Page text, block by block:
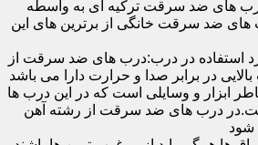
های ضد سرقت ترکیه ای به واسطه
های ضد سرقت خانگی از برترین های این
استفاده در درب:درب های ضد سرقت از
در برابر صدا و حرارت دارا می باشد
ابزار و وسایلی است که در این درب ها
درب های ضد سرقت از رشته آهن
شود